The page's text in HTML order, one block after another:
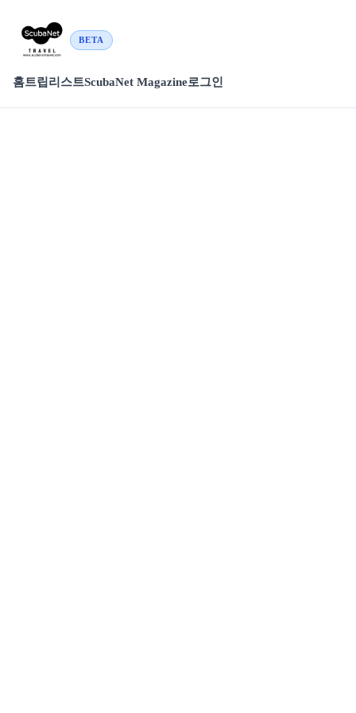
BETA
홈트립리스트ScubaNet Magazine로그인